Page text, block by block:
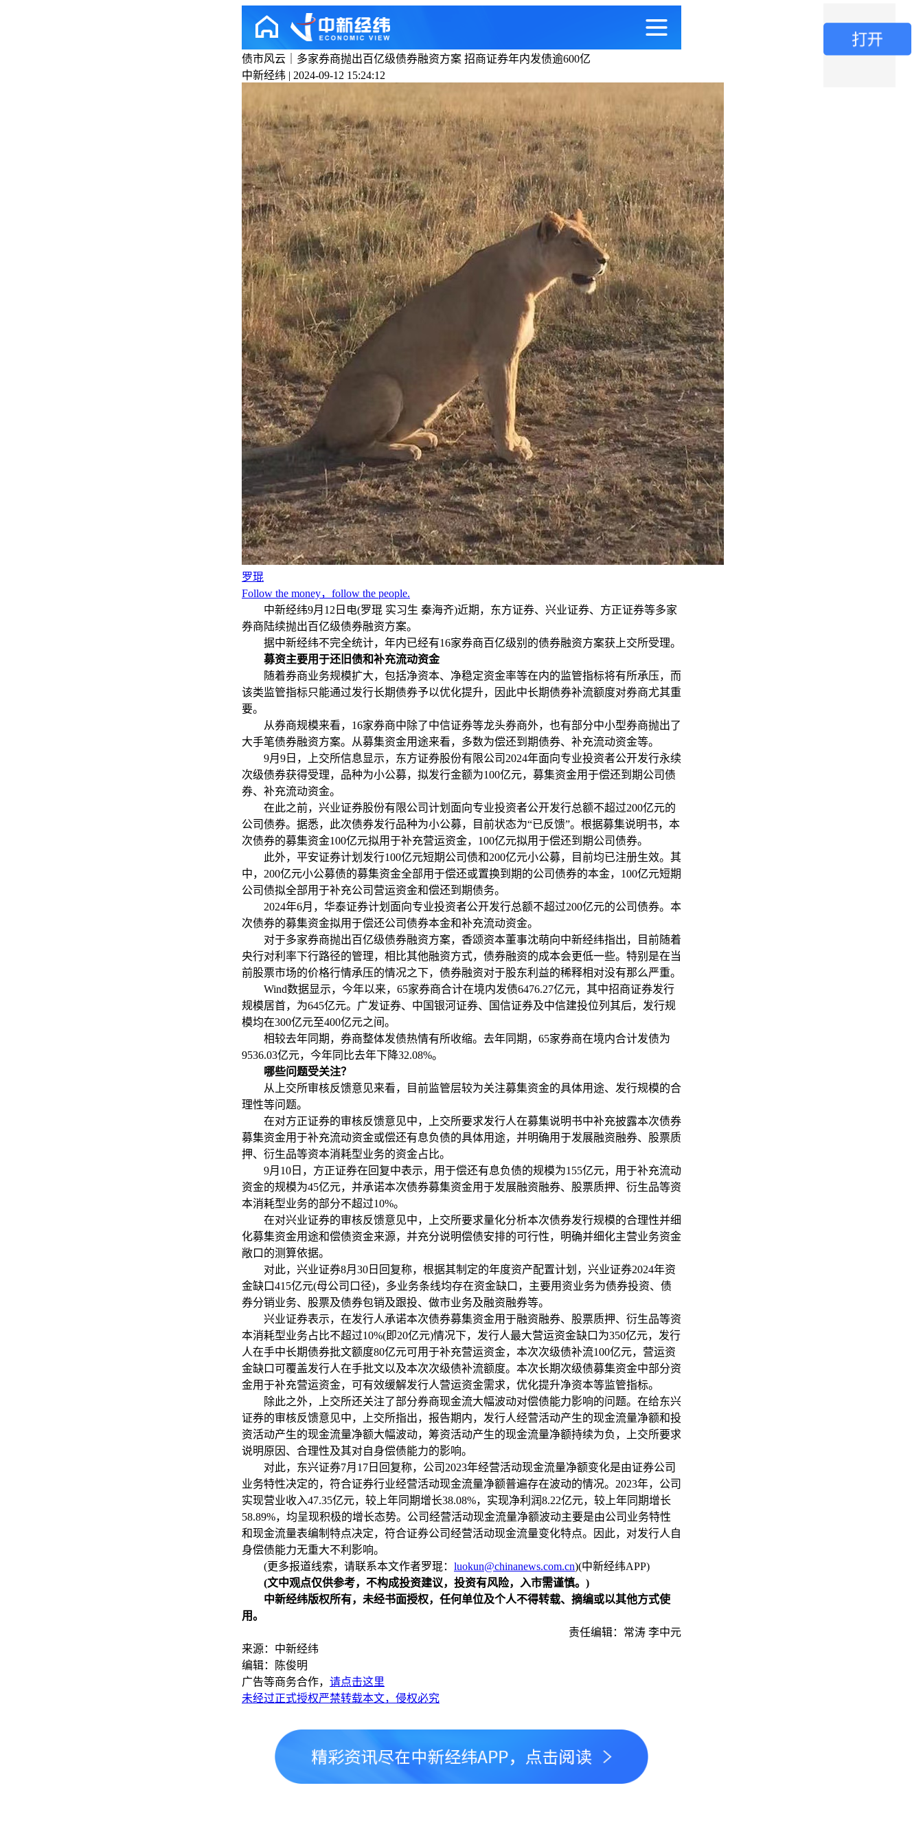
债市风云｜多家券商抛出百亿级债券融资方案 招商证券年内发债逾600亿
中新经纬 | 2024-09-12 15:24:12
罗琨
Follow the money，follow the people.
中新经纬9月12日电(罗琨 实习生 秦海齐)近期，东方证券、兴业证券、方正证券等多家
券商陆续抛出百亿级债券融资方案。
据中新经纬不完全统计，年内已经有16家券商百亿级别的债券融资方案获上交所受理。
募资主要用于还旧债和补充流动资金
随着券商业务规模扩大，包括净资本、净稳定资金率等在内的监管指标将有所承压，而
该类监管指标只能通过发行长期债券予以优化提升，因此中长期债券补流额度对券商尤其重
要。
从券商规模来看，16家券商中除了中信证券等龙头券商外，也有部分中小型券商抛出了
大手笔债券融资方案。从募集资金用途来看，多数为偿还到期债券、补充流动资金等。
9月9日，上交所信息显示，东方证券股份有限公司2024年面向专业投资者公开发行永续
次级债券获得受理，品种为小公募，拟发行金额为100亿元，募集资金用于偿还到期公司债
券、补充流动资金。
在此之前，兴业证券股份有限公司计划面向专业投资者公开发行总额不超过200亿元的
公司债券。据悉，此次债券发行品种为小公募，目前状态为“已反馈”。根据募集说明书，本
次债券的募集资金100亿元拟用于补充营运资金，100亿元拟用于偿还到期公司债券。
此外，平安证券计划发行100亿元短期公司债和200亿元小公募，目前均已注册生效。其
中，200亿元小公募债的募集资金全部用于偿还或置换到期的公司债券的本金，100亿元短期
公司债拟全部用于补充公司营运资金和偿还到期债务。
2024年6月，华泰证券计划面向专业投资者公开发行总额不超过200亿元的公司债券。本
次债券的募集资金拟用于偿还公司债券本金和补充流动资金。
对于多家券商抛出百亿级债券融资方案，香颂资本董事沈萌向中新经纬指出，目前随着
央行对利率下行路径的管理，相比其他融资方式，债券融资的成本会更低一些。特别是在当
前股票市场的价格行情承压的情况之下，债券融资对于股东利益的稀释相对没有那么严重。
Wind数据显示，今年以来，65家券商合计在境内发债6476.27亿元，其中招商证券发行
规模居首，为645亿元。广发证券、中国银河证券、国信证券及中信建投位列其后，发行规
模均在300亿元至400亿元之间。
相较去年同期，券商整体发债热情有所收缩。去年同期，65家券商在境内合计发债为
9536.03亿元，今年同比去年下降32.08%。
哪些问题受关注？
从上交所审核反馈意见来看，目前监管层较为关注募集资金的具体用途、发行规模的合
理性等问题。
在对方正证券的审核反馈意见中，上交所要求发行人在募集说明书中补充披露本次债券
募集资金用于补充流动资金或偿还有息负债的具体用途，并明确用于发展融资融券、股票质
押、衍生品等资本消耗型业务的资金占比。
9月10日，方正证券在回复中表示，用于偿还有息负债的规模为155亿元，用于补充流动
资金的规模为45亿元，并承诺本次债券募集资金用于发展融资融券、股票质押、衍生品等资
本消耗型业务的部分不超过10%。
在对兴业证券的审核反馈意见中，上交所要求量化分析本次债券发行规模的合理性并细
化募集资金用途和偿债资金来源，并充分说明偿债安排的可行性，明确并细化主营业务资金
敞口的测算依据。
对此，兴业证券8月30日回复称，根据其制定的年度资产配置计划，兴业证券2024年资
金缺口415亿元(母公司口径)，多业务条线均存在资金缺口，主要用资业务为债券投资、债
券分销业务、股票及债券包销及跟投、做市业务及融资融券等。
兴业证券表示，在发行人承诺本次债券募集资金用于融资融券、股票质押、衍生品等资
本消耗型业务占比不超过10%(即20亿元)情况下，发行人最大营运资金缺口为350亿元，发行
人在手中长期债券批文额度80亿元可用于补充营运资金，本次次级债补流100亿元，营运资
金缺口可覆盖发行人在手批文以及本次次级债补流额度。本次长期次级债募集资金中部分资
金用于补充营运资金，可有效缓解发行人营运资金需求，优化提升净资本等监管指标。
除此之外，上交所还关注了部分券商现金流大幅波动对偿债能力影响的问题。在给东兴
证券的审核反馈意见中，上交所指出，报告期内，发行人经营活动产生的现金流量净额和投
资活动产生的现金流量净额大幅波动，筹资活动产生的现金流量净额持续为负，上交所要求
说明原因、合理性及其对自身偿债能力的影响。
对此，东兴证券7月17日回复称，公司2023年经营活动现金流量净额变化是由证券公司
业务特性决定的，符合证券行业经营活动现金流量净额普遍存在波动的情况。2023年，公司
实现营业收入47.35亿元，较上年同期增长38.08%，实现净利润8.22亿元，较上年同期增长
58.89%，均呈现积极的增长态势。公司经营活动现金流量净额波动主要是由公司业务特性
和现金流量表编制特点决定，符合证券公司经营活动现金流量变化特点。因此，对发行人自
身偿债能力无重大不利影响。
(更多报道线索，请联系本文作者罗琨： luokun@chinanews.com.cn)(中新经纬APP)
(文中观点仅供参考，不构成投资建议，投资有风险，入市需谨慎。)
中新经纬版权所有，未经书面授权，任何单位及个人不得转载、摘编或以其他方式使
用。
责任编辑：常涛 李中元
来源：中新经纬
编辑：陈俊明
广告等商务合作， 请点击这里
未经过正式授权严禁转载本文，侵权必究